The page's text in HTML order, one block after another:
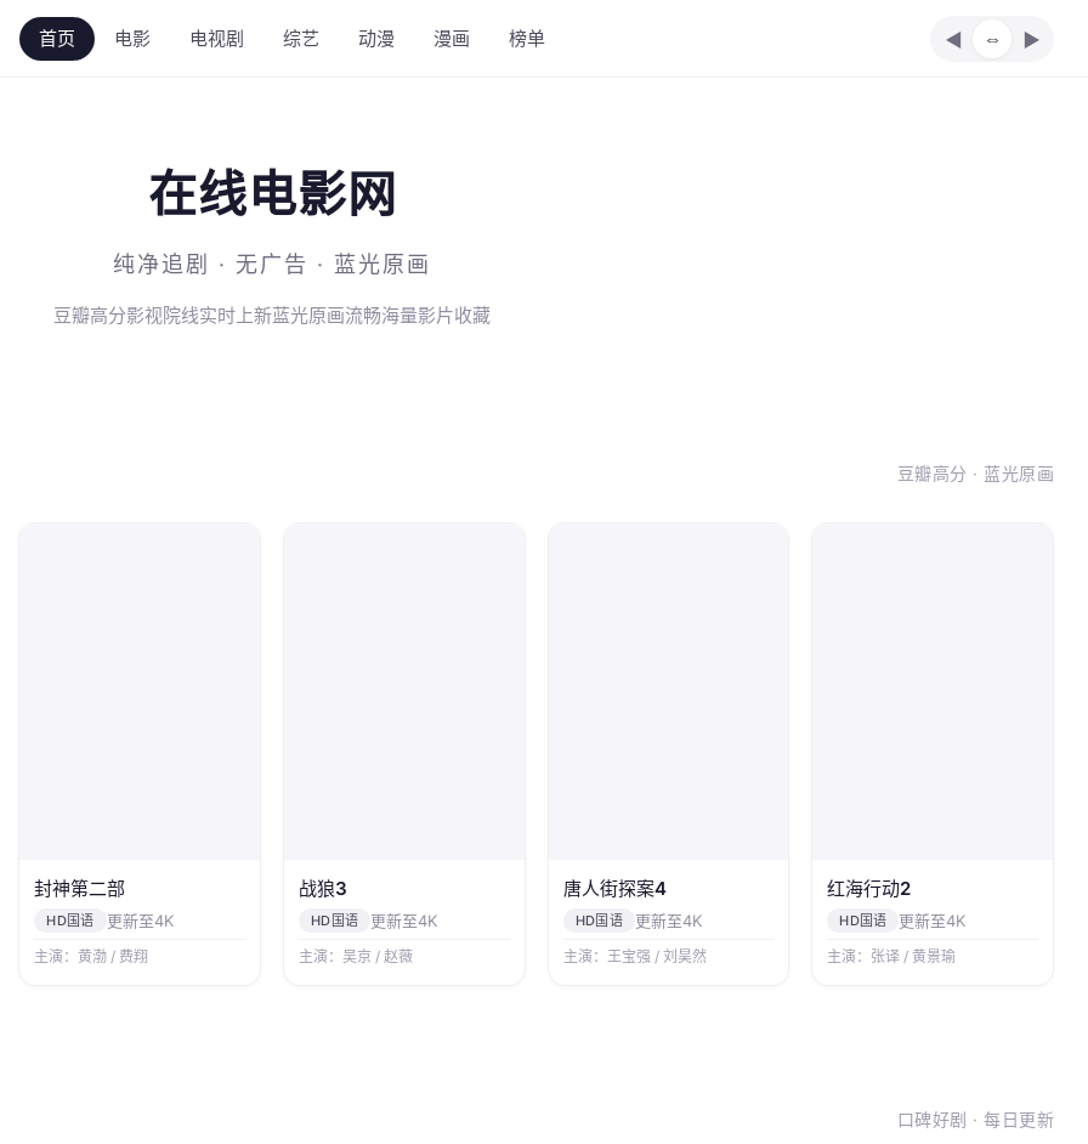
首页 电影 电视剧 综艺 动漫 漫画 榜单 ◀ ⇔ ▶
在线电影网
纯净追剧 · 无广告 · 蓝光原画
豆瓣高分影视院线实时上新蓝光原画流畅海量影片收藏
豆瓣高分 · 蓝光原画
封神第二部
HD国语 更新至4K
主演：黄渤 / 费翔
战狼3
HD国语 更新至4K
主演：吴京 / 赵薇
唐人街探案4
HD国语 更新至4K
主演：王宝强 / 刘昊然
红海行动2
HD国语 更新至4K
主演：张译 / 黄景瑜
口碑好剧 · 每日更新